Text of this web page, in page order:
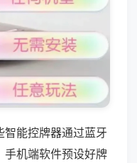
智能控牌器通过蓝牙
手机端软件预设好牌